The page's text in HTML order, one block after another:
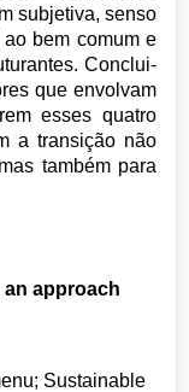
subjetiva, senso
bem comum e
Conclui-
que envolvam
esses quatro
a transição não
também para
approach
Sustainable